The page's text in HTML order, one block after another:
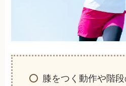
膝をつく動作や階